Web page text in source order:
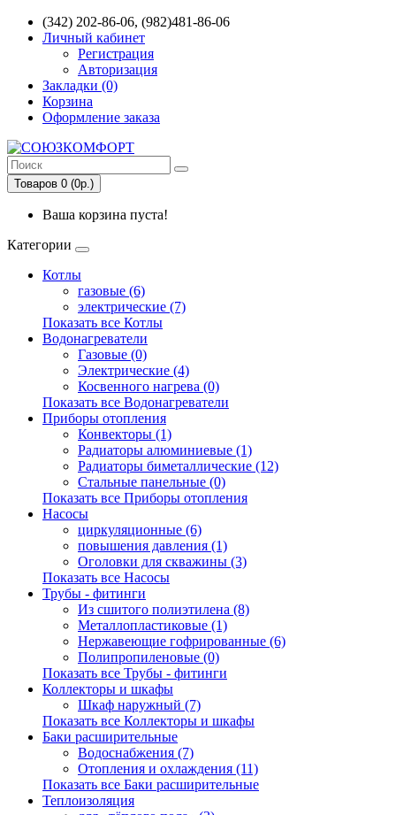
(342) 202-86-06, (982)481-86-06
Личный кабинет
Регистрация
Авторизация
Закладки (0)
Корзина
Оформление заказа
Товаров 0 (0р.)
Ваша корзина пуста!
Категории
Котлы
газовые (6)
электрические (7)
Показать все Котлы
Водонагреватели
Газовые (0)
Электрические (4)
Косвенного нагрева (0)
Показать все Водонагреватели
Приборы отопления
Конвекторы (1)
Радиаторы алюминиевые (1)
Радиаторы биметаллические (12)
Стальные панельные (0)
Показать все Приборы отопления
Насосы
циркуляционные (6)
повышения давления (1)
Оголовки для скважины (3)
Показать все Насосы
Трубы - фитинги
Из сшитого полиэтилена (8)
Металлопластиковые (1)
Нержавеющие гофрированные (6)
Полипропиленовые (0)
Показать все Трубы - фитинги
Коллекторы и шкафы
Шкаф наружный (7)
Показать все Коллекторы и шкафы
Баки расширительные
Водоснабжения (7)
Отопления и охлаждения (11)
Показать все Баки расширительные
Теплоизоляция